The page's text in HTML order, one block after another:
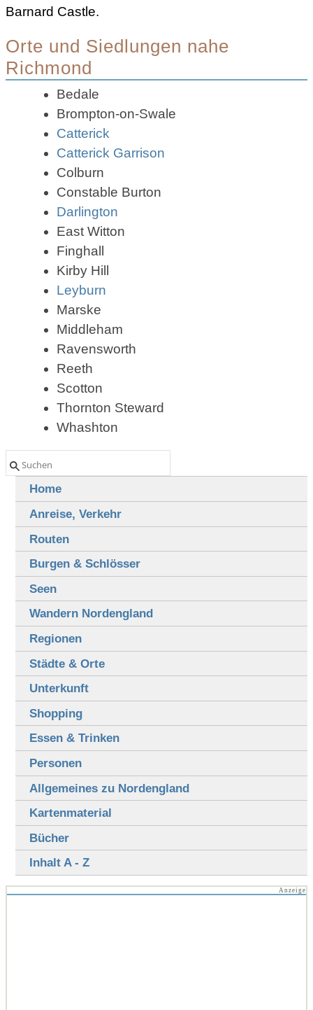
Barnard Castle.
Orte und Siedlungen nahe
Richmond
Bedale
Brompton-on-Swale
Catterick
Catterick Garrison
Colburn
Constable Burton
Darlington
East Witton
Finghall
Kirby Hill
Leyburn
Marske
Middleham
Ravensworth
Reeth
Scotton
Thornton Steward
Whashton
Home
Anreise, Verkehr
Routen
Burgen & Schlösser
Seen
Wandern Nordengland
Regionen
Städte & Orte
Unterkunft
Shopping
Essen & Trinken
Personen
Allgemeines zu Nordengland
Kartenmaterial
Bücher
Inhalt A - Z
Anzeige